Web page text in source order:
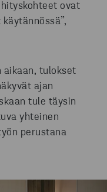
ovat
aikaan, tulokset
ajan
tule täysin
yhteinen
perustana